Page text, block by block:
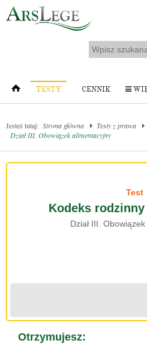
TESTY CENNIK
Jesteś tutaj: Strona główna Testy z prawa
Dział III. Obowiązek alimentacyjny
Test
Kodeks
Dział III.
Otrzymujesz: